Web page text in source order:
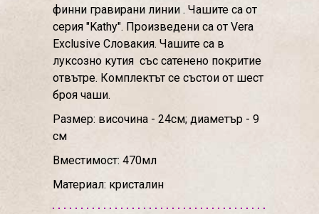
финни гравирани линии . Чашите са от
серия "Kathy". Произведени са от Vera
Exclusive Словакия. Чашите са в
луксозно кутия със сатенено покритие
отвътре. Комплектът се състои от шест
броя чаши.
Размер: височина - 24см; диаметър - 9
см
Вместимост: 470мл
Материал: кристалин